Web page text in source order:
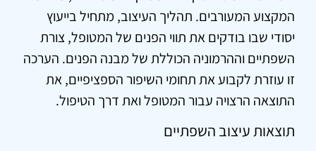
המקצוע המעורבים. תהליך העיצוב, מתחיל בייעוץ
יסודי שבו בודקים את תווי הפנים של המטופל, צורת
השפתיים וההרמוניה הכוללת של מבנה הפנים. הערכה
זו עוזרת לקבוע את תחומי השיפור הספציפיים, את
התוצאה הרצויה עבור המטופל ואת דרך הטיפול.
תוצאות עיצוב השפתיים